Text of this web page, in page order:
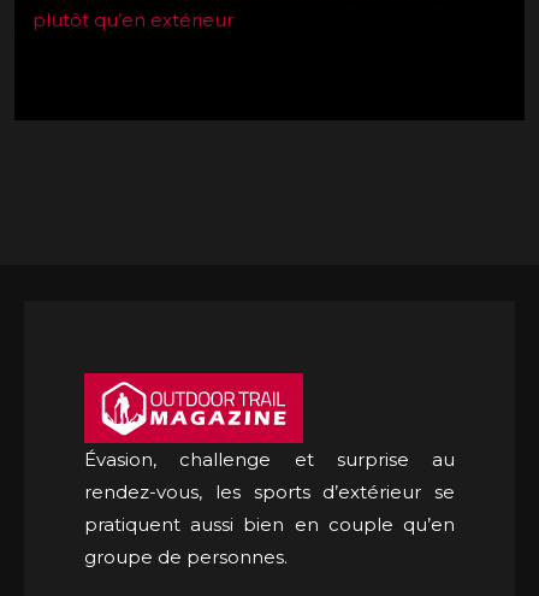
plutôt qu’en extérieur
Évasion, challenge et surprise au
rendez-vous, les sports d’extérieur se
pratiquent aussi bien en couple qu’en
groupe de personnes.